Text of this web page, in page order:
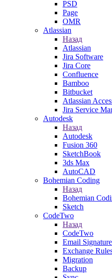
PSD
Page
OMR
Atlassian
Назад
Atlassian
Jira Software
Jira Core
Confluence
Bamboo
Bitbucket
Atlassian
Jira Service
Autodesk
Назад
Autodesk
Fusion 360
SketchBook
3ds Max
AutoCAD
Bohemian Coding
Назад
Bohemian
Sketch
CodeTwo
Назад
CodeTwo
Email
Exchange
Migration
Backup